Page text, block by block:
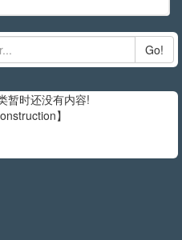
Go!
暂时还没有内容!
】